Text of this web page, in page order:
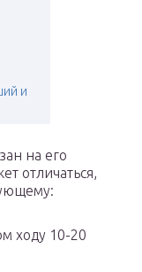
и
на его
отличаться,
ходу 10-20